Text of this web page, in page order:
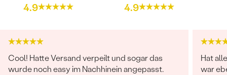
4.9 4.9
Cool! Hatte Versand verpeilt und sogar das
wurde noch easy im Nachhinein angepasst.
Hat
war